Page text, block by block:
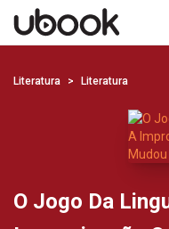
Literatura Literatura
O Jogo Da